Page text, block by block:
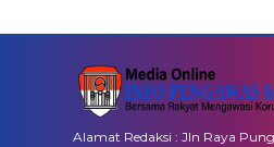
Alamat Redaksi : Jln Raya